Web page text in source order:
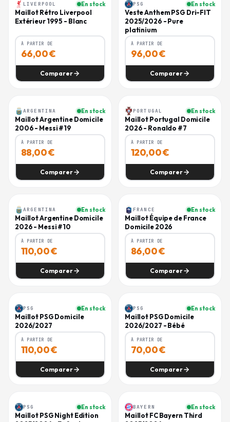
-40%
LIVERPOOL En stock
Maillot Rétro Liverpool
Extérieur 1995 - Blanc
À PARTIR DE
66,00€
Comparer
-20
PSG En stock
Veste Anthem PSG Dri-FIT
2025/2026 - Pure
platinium
À PARTIR DE
96,00€
Comparer
-20%
ARGENTINA En stock
Maillot Argentine Domicile
2006 - Messi #19
À PARTIR DE
88,00€
Comparer
PORTUGAL En stock
Maillot Portugal Domicile
2026 - Ronaldo #7
À PARTIR DE
120,00€
Comparer
ARGENTINA En stock
Maillot Argentine Domicile
2026 - Messi #10
À PARTIR DE
110,00€
Comparer
FRANCE En stock
Maillot Équipe de France
Domicile 2026
À PARTIR DE
86,00€
Comparer
PSG En stock
Maillot PSG Domicile
2026/2027
À PARTIR DE
110,00€
Comparer
PSG En stock
Maillot PSG Domicile
2026/2027 - Bébé
À PARTIR DE
70,00€
Comparer
-1%
PSG En stock
Maillot PSG Night Edition
-40%
BAYERN En stock
Maillot FC Bayern Third